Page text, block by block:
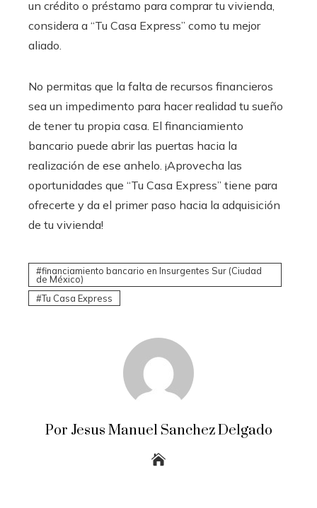
un crédito o préstamo para comprar tu vivienda,
considera a “Tu Casa Express” como tu mejor
aliado.
No permitas que la falta de recursos financieros
sea un impedimento para hacer realidad tu sueño
de tener tu propia casa. El financiamiento
bancario puede abrir las puertas hacia la
realización de ese anhelo. ¡Aprovecha las
oportunidades que “Tu Casa Express” tiene para
ofrecerte y da el primer paso hacia la adquisición
de tu vivienda!
financiamiento bancario en Insurgentes Sur (Ciudad
de México)
Tu Casa Express
Por Jesus Manuel Sanchez Delgado